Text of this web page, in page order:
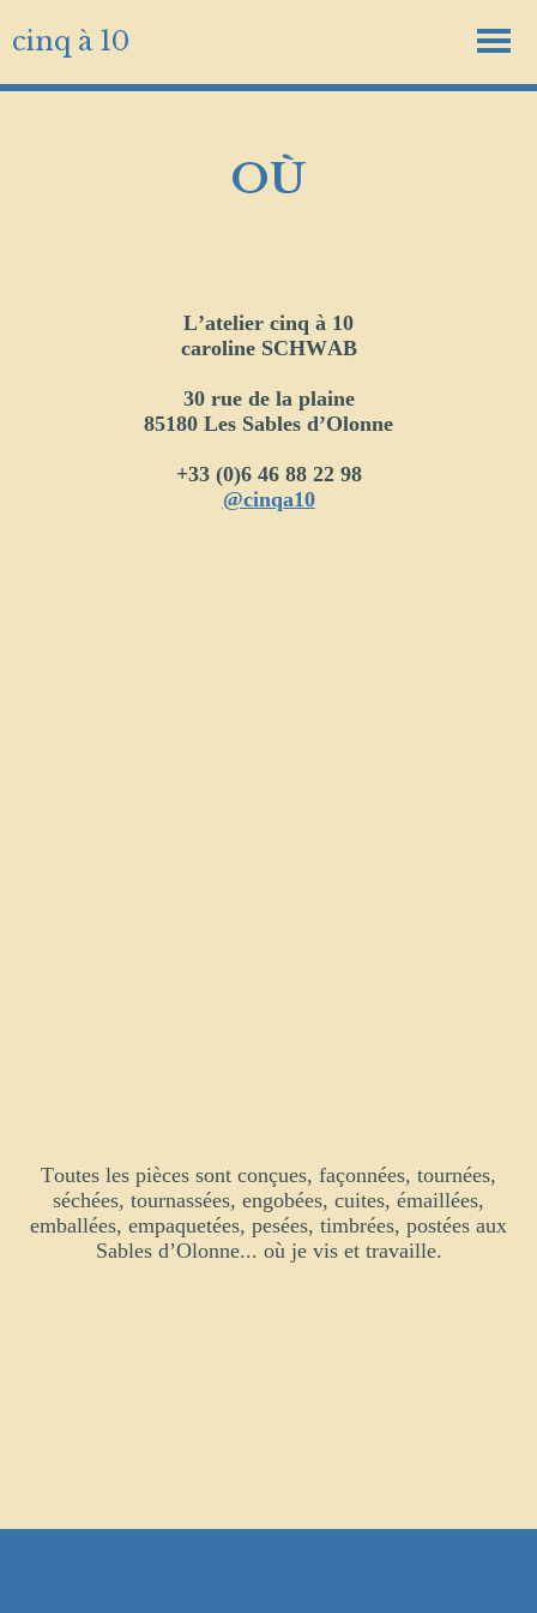
cinq à 10
OÙ
L’atelier cinq à 10
caroline SCHWAB
30 rue de la plaine
85180 Les Sables d’Olonne
+33 (0)6 46 88 22 98
@cinqa10
Toutes les pièces sont conçues, façonnées, tournées,
séchées, tournassées, engobées, cuites, émaillées,
emballées, empaquetées, pesées, timbrées, postées aux
Sables d’Olonne... où je vis et travaille.